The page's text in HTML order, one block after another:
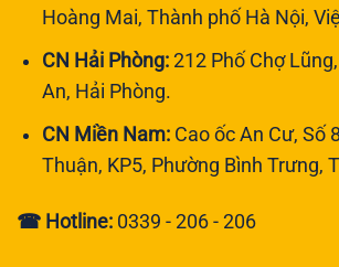
Hoàng Mai, Thành phố Hà Nội,
CN Hải Phòng: 212 Phố Chợ
An, Hải Phòng.
CN Miền Nam: Cao ốc An Cư, Số
Thuận, KP5, Phường Bình Trưng,
☎ Hotline: 0339 - 206 - 206